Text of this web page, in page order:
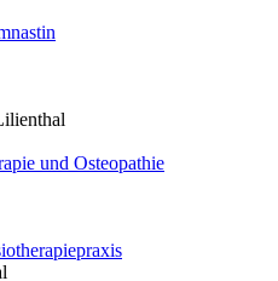
und Osteopathie